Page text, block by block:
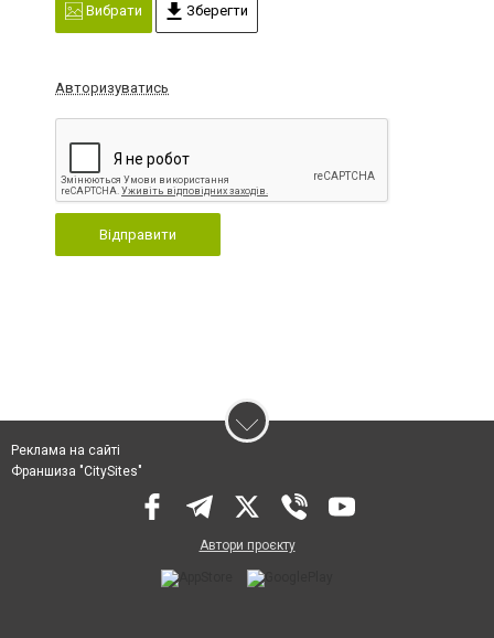
Вибрати
Зберегти
Авторизуватись
Відправити
Реклама на сайті
Франшиза "CitySites"
Автори проєкту